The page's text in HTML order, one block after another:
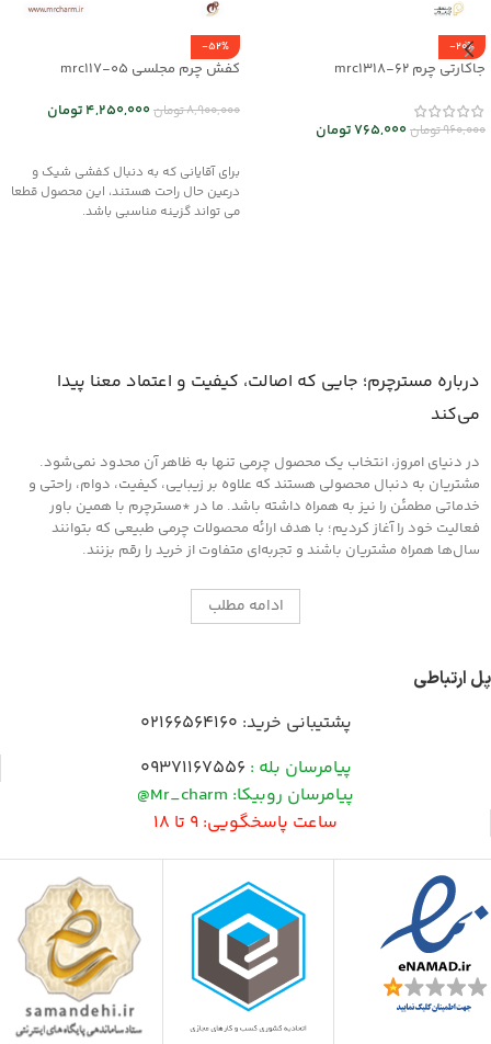
-20%
جاکارتی چرم mrc1318-62
960,000تومان765,000تومان
-52%
کفش چرم مجلسی mrc117-05
8,900,000تومان4,250,000تومان
برای آقایانی که به دنبال کفشی شیک و
درعین حال راحت هستند، این محصول قطعا
می تواند گزینه مناسبی باشد.
درباره مسترچرم؛ جایی که اصالت، کیفیت و اعتماد معنا پیدا
می‌کند
در دنیای امروز، انتخاب یک محصول چرمی تنها به ظاهر آن محدود نمی‌شود.
مشتریان به دنبال محصولی هستند که علاوه بر زیبایی، کیفیت، دوام، راحتی و
خدماتی مطمئن را نیز به همراه داشته باشد. ما در *مسترچرم با همین باور
فعالیت خود را آغاز کردیم؛ با هدف ارائه محصولات چرمی طبیعی که بتوانند
سال‌ها همراه مشتریان باشند و تجربه‌ای متفاوت از خرید را رقم بزنند.
ادامه مطلب
پل ارتباطی
پشتیبانی خرید: 02166564160
پیامرسان بله : 09371167556
پیامرسان روبیکا: Mr_charm@
ساعت پاسخگویی: 9 تا 18